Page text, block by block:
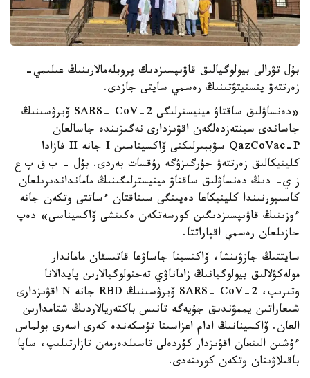
بۇل تۋرالى بيولوگيالىق قاۋىپسىزدىك پروبلەمالارىنىڭ عىلىمي-
زەرتتەۋ ينستيتۋتىنىڭ رەسمي سايتى جازدى.
«دەنساۋلىق ساقتاۋ مينيسترلىگى SARS- CoV-2 ۆيرۋسىنىڭ
جاساندى سينتەزدەلگەن اقۋىزدارى نەگىزىندە جاسالعان
QazCoVac-P سۋببىرلىكتى ۆاكسيناسىن I جانە II فازادا
كلينيكالىق زەرتتەۋ جۇرگىزۋگە رۇقسات بەردى. بۇل - ب ق پ ع
ز ي- دىڭ دەنساۋلىق ساقتاۋ مينيسترلىگىنىڭ مامانداندىرىلعان
كاسىپورنىندا كلينيكاعا دەيىنگى سىناقتان ءساتتى وتكەن جانە
ءوزىنىڭ قاۋىپسىزدىگىن كورسەتكەن ەكىنشى ۆاكسيناسى» دەپ
جازىلعان رەسمي اقپاراتتا.
سايتتىڭ جازۋىنشا، ۆاكتسينا جاساۋعا قاتىسقان ماماندار
مولەكۋلالىق بيولوگيانىڭ زاماناۋي تەحنولوگيالارىن پايدالانا
وتىرىپ، SARS- CoV-2 ۆيرۋسىنىڭ RBD جانە N اقۋىزدارى
شىعاراتىن يممۋندىق جۇيەگە تانىس باكتەريالاردىڭ شتامدارىن
العان. ۆاكسينانىڭ ادام اعزاسىنا تۇسكەندە كەرى اسەرى بولماس
ءۇشىن الىنعان اقۋىزدار كۇردەلى تاسىلدەرمەن تازارتىلىپ، ساپا
باقىلاۋىنان وتكەن كورىنەدى.